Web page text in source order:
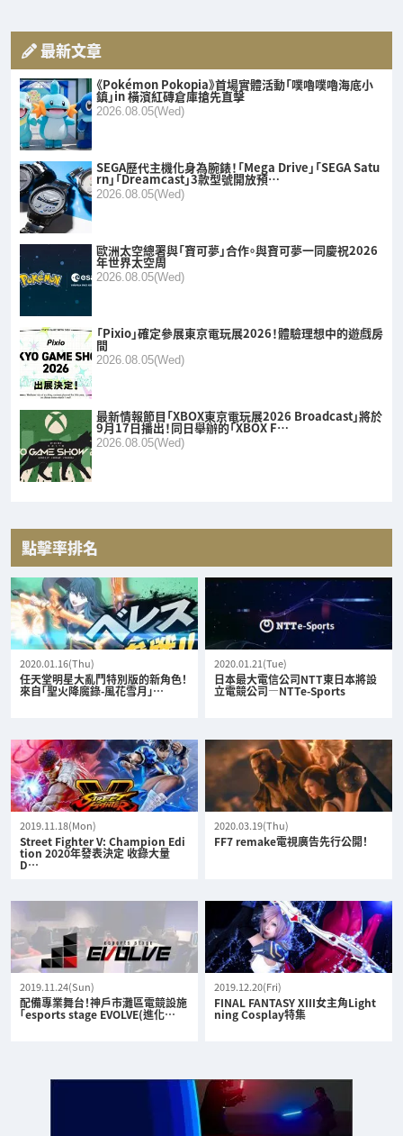
最新文章
《Pokémon Pokopia》首場實體活動「噗嚕噗嚕海底小
鎮」in 橫濱紅磚倉庫搶先直擊
2026.08.05(Wed)
SEGA歷代主機化身為腕錶！「Mega Drive」「SEGA Satu
rn」「Dreamcast」3款型號開放預…
2026.08.05(Wed)
歐洲太空總署與「寶可夢」合作。與寶可夢一同慶祝2026
年世界太空周
2026.08.05(Wed)
「Pixio」確定參展東京電玩展2026！體驗理想中的遊戲房
間
2026.08.05(Wed)
最新情報節目「XBOX東京電玩展2026 Broadcast」將於
9月17日播出！同日舉辦的「XBOX F…
2026.08.05(Wed)
點擊率排名
2020.01.16(Thu)
任天堂明星大亂鬥特別版的新角色！
來自「聖火降魔錄-風花雪月」…
2020.01.21(Tue)
日本最大電信公司NTT東日本將設
立電競公司—NTTe-Sports
2019.11.18(Mon)
Street Fighter V: Champion Edi
tion 2020年發表決定 收錄大量
D…
2020.03.19(Thu)
FF7 remake電視廣告先行公開！
2019.11.24(Sun)
配備專業舞台！神戶市灘區電競設施
「esports stage EVOLVE(進化…
2019.12.20(Fri)
FINAL FANTASY XIII女主角Light
ning Cosplay特集